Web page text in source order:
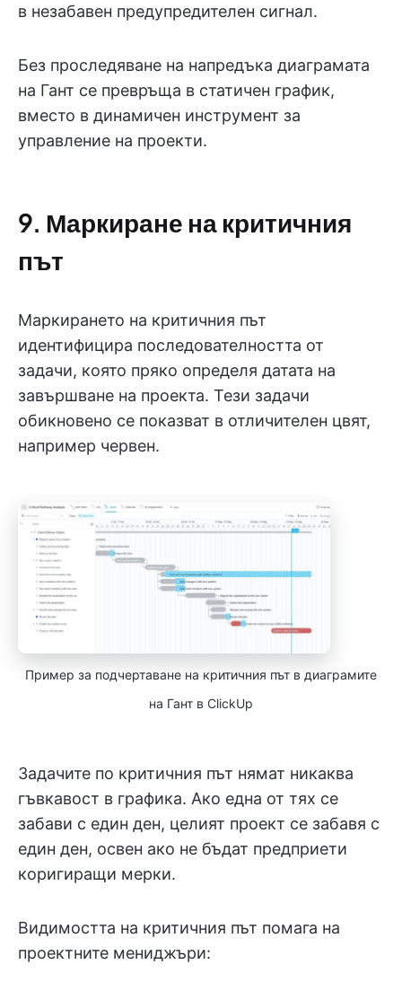
в незабавен предупредителен сигнал.
Без проследяване на напредъка диаграмата
на Гант се превръща в статичен график,
вместо в динамичен инструмент за
управление на проекти.
9. Маркиране на критичния
път
Маркирането на критичния път
идентифицира последователността от
задачи, която пряко определя датата на
завършване на проекта. Тези задачи
обикновено се показват в отличителен цвят,
например червен.
Пример за подчертаване на критичния път в диаграмите
на Гант в ClickUp
Задачите по критичния път нямат никаква
гъвкавост в графика. Ако една от тях се
забави с един ден, целият проект се забавя с
един ден, освен ако не бъдат предприети
коригиращи мерки.
Видимостта на критичния път помага на
проектните мениджъри: